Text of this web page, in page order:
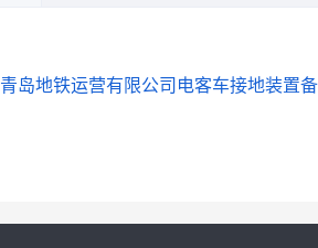
青岛地铁运营有限公司电客车接地装置